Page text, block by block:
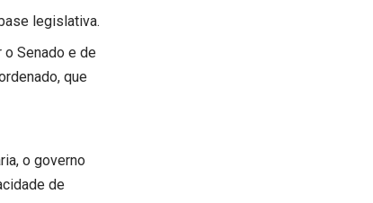
legislativa.
Senado e de
que
o governo
de